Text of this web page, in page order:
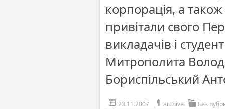
корпорація, а також
привітали свого
викладачів і
Митрополита
Бориспільський
23.11.2007 archive Без